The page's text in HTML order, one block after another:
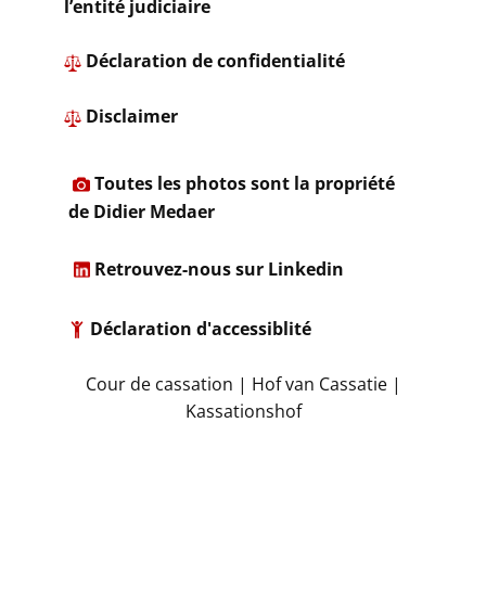
l’entité judiciaire
​ ​Déclaration de confidentialité
Disclaimer
Toutes les photos sont la propriété
de Didier Medaer​
Retrouvez-nous sur Linkedin
Déclaration d'accessiblité
​Cour de cassation | Hof van Cassatie |
Kassationshof